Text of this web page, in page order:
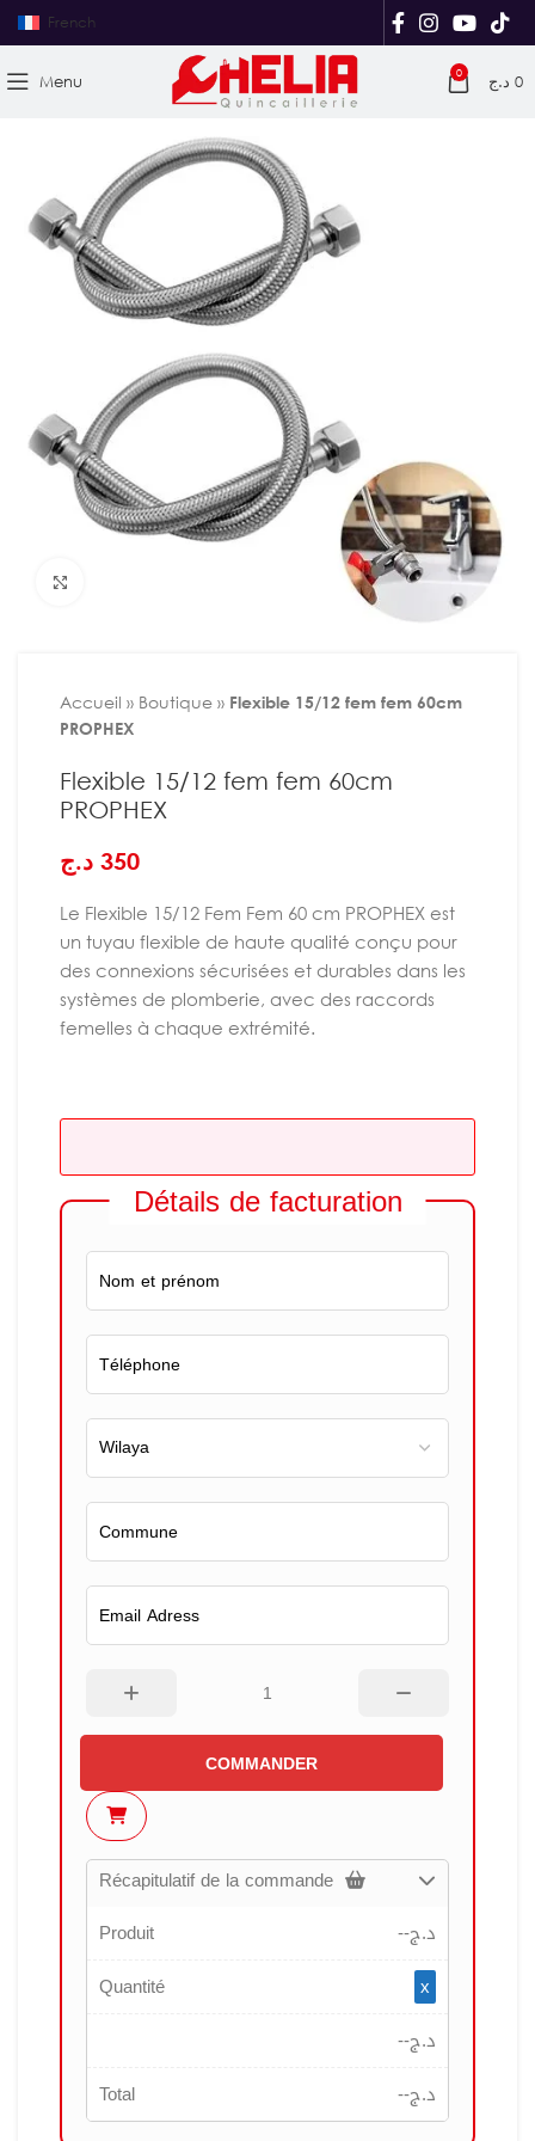
French
Menu 0 0 د.ج
Accueil » Boutique » Flexible 15/12 fem fem 60cm
PROPHEX
Flexible 15/12 fem fem 60cm
PROPHEX
350 د.ج
Le Flexible 15/12 Fem Fem 60 cm PROPHEX est
un tuyau flexible de haute qualité conçu pour
des connexions sécurisées et durables dans les
systèmes de plomberie, avec des raccords
femelles à chaque extrémité.
Détails de facturation
COMMANDER
Récapitulatif de la commande
Produit
--د.ج
Quantité
x
--د.ج
Total
--د.ج